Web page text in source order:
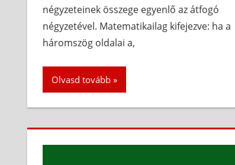
négyzeteinek összege egyenlő az átfogó
négyzetével. Matematikailag kifejezve: ha a
háromszög oldalai a,
Olvasd tovább